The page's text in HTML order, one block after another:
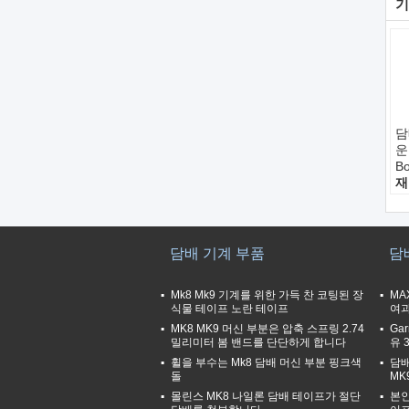
담배 기계 부품
Mk8 Mk9 기계를 위한 가득 찬 코팅된 장
식물 테이프 노란 테이프
MK8 MK9 머신 부분은 압축 스프링 2.74
밀리미터 봄 밴드를 단단하게 합니다
휠을 부수는 Mk8 담배 머신 부분 핑크색
돌
몰린스 MK8 나일론 담배 테이프가 절단
담
여
유
담
본